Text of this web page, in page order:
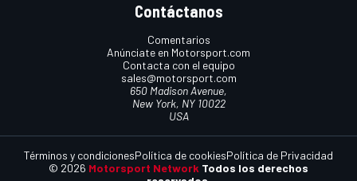
Contáctanos
Comentarios
Anúnciate en Motorsport.com
Contacta con el equipo
sales@motorsport.com
650 Madison Avenue,
New York, NY 10022
USA
© 2026 Motorsport Network Todos los derechos
Términos y condicionesPolítica de cookiesPolítica de Privacidad